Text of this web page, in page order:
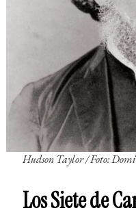
Hudson Taylor / Foto:
Los Siete de